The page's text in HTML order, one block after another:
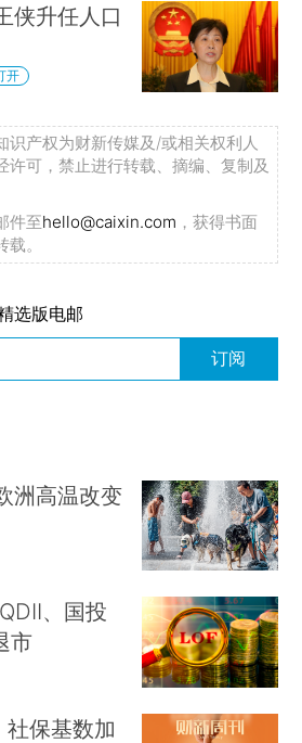
侠升任人口
开
识产权为财新传媒及/或相关权利人
许可，禁止进行转载、摘编、复制及
件至hello@caixin.com ，获得书面
。
选版电邮
订阅
洲高温改变
、国投
市
保基数加